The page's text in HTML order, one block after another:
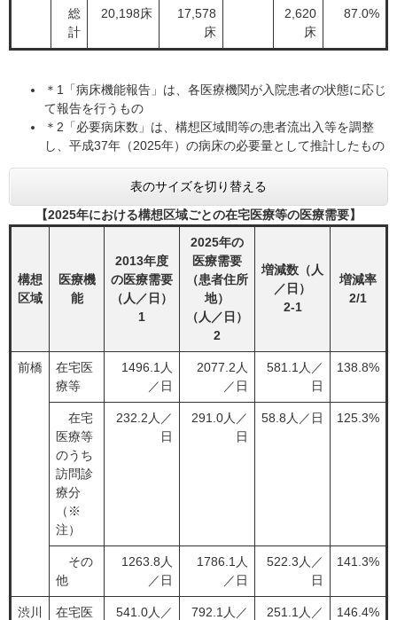
総
計
20,198床
17,578
床
2,620
床
87.0%
＊1「病床機能報告」は、各医療機関が入院患者の状態に応じ
て報告を行うもの
＊2「必要病床数」は、構想区域間等の患者流出入等を調整
し、平成37年（2025年）の病床の必要量として推計したもの
表のサイズを切り替える
【2025年における構想区域ごとの在宅医療等の医療需要】
構想
区域
医療機
能
2013年度
の医療需要
（人／日）
1
2025年の
医療需要
（患者住所
地）
（人／日）
2
増減数（人
／日）
2-1
増減率
2/1
前橋
在宅医
療等
1496.1人
／日
2077.2人
／日
581.1人／
日
138.8%
在宅
医療等
のうち
訪問診
療分
（※
注）
232.2人／
日
291.0人／
日
58.8人／日 125.3%
その
他
1263.8人
／日
1786.1人
／日
522.3人／
日
141.3%
渋川
在宅医
541.0人／
792.1人／
251.1人／
146.4%